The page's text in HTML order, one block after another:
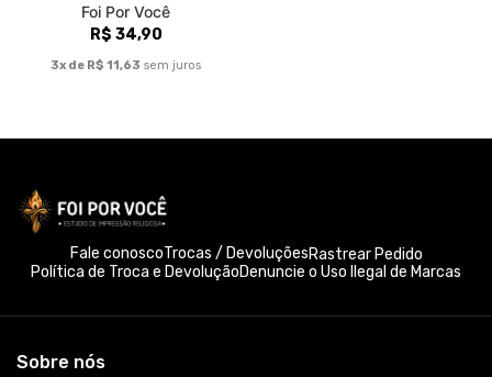
Foi Por Você
R$ 34,90
3x de R$ 11,63 sem juros
Fale conoscoTrocas / DevoluçõesRastrear Pedido
Política de Troca e DevoluçãoDenuncie o Uso Ilegal de Marcas
Sobre nós